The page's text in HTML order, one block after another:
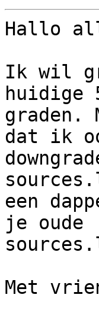
Hallo
Ik wil
huidige
graden.
dat ik
een
je oude
Met